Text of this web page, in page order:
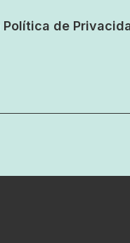
Política de